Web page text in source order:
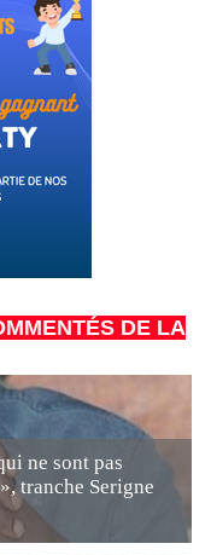
DE LA
ne sont pas
tranche Serigne